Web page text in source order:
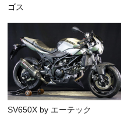
ゴス
SV650X by エーテック